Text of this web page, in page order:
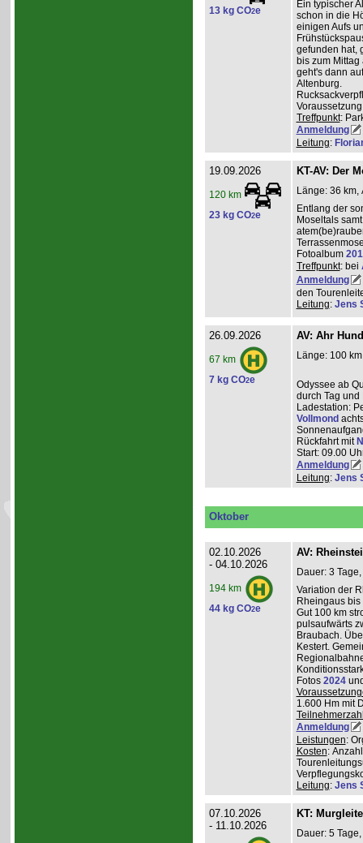
13 kg CO2e
Ein typischer
schon in die
einigen Aufs
gefunden hat,
bis zum
geht's dann
Altenburg.
Treffpunkt:
Anmeldung
Leitung:
19.09.2026
120 km
23 kg CO2e
KT-AV: Der
Länge: 36 km,
Entlang der
Moseltals
Fotoalbum
Treffpunkt: bei
Anmeldung
den
Leitung: Jens
26.09.2026
67 km
7 kg CO2e
AV: Ahr
Länge: 100
Odyssee ab
durch Tag
Ladestation:
Vollmond
Rückfahrt mit
Start: 09.00
Anmeldung
Leitung: Jens
Oktober
02.10.2026
- 04.10.2026
194 km
44 kg CO2e
AV:
Dauer: 3
Variation der
Rheingaus
Gut 100 km
pulsaufwärts
Braubach.
Kestert.
Fotos 2024
1.600 Hm mit
Anmeldung
Leistungen:
Kosten:
Leitung: Jens
07.10.2026
- 11.10.2026
KT:
Dauer: 5